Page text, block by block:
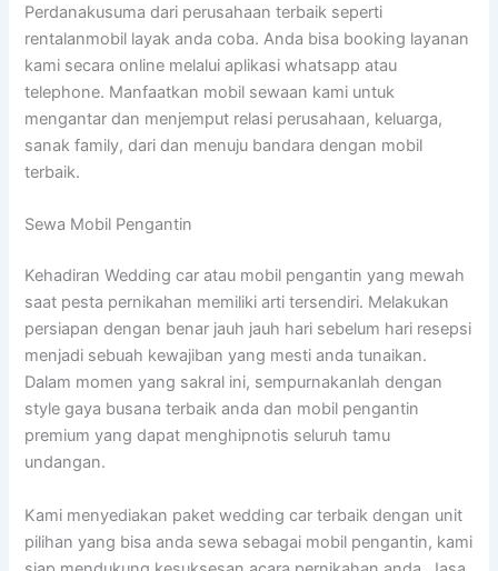
Perdanakusuma dari perusahaan terbaik seperti
rentalanmobil layak anda coba. Anda bisa booking layanan
kami secara online melalui aplikasi whatsapp atau
telephone. Manfaatkan mobil sewaan kami untuk
mengantar dan menjemput relasi perusahaan, keluarga,
sanak family, dari dan menuju bandara dengan mobil
terbaik.
Sewa Mobil Pengantin
Kehadiran Wedding car atau mobil pengantin yang mewah
saat pesta pernikahan memiliki arti tersendiri. Melakukan
persiapan dengan benar jauh jauh hari sebelum hari resepsi
menjadi sebuah kewajiban yang mesti anda tunaikan.
Dalam momen yang sakral ini, sempurnakanlah dengan
style gaya busana terbaik anda dan mobil pengantin
premium yang dapat menghipnotis seluruh tamu
undangan.
Kami menyediakan paket wedding car terbaik dengan unit
pilihan yang bisa anda sewa sebagai mobil pengantin, kami